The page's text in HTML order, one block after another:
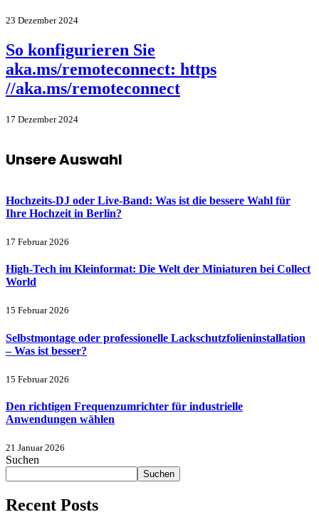
23 Dezember 2024
So konfigurieren Sie
aka.ms/remoteconnect: https
//aka.ms/remoteconnect
17 Dezember 2024
Unsere Auswahl
Hochzeits-DJ oder Live-Band: Was ist die bessere Wahl für
Ihre Hochzeit in Berlin?
17 Februar 2026
High-Tech im Kleinformat: Die Welt der Miniaturen bei Collect
World
15 Februar 2026
Selbstmontage oder professionelle Lackschutzfolieninstallation
– Was ist besser?
15 Februar 2026
Den richtigen Frequenzumrichter für industrielle
Anwendungen wählen
21 Januar 2026
Suchen
Suchen
Recent Posts